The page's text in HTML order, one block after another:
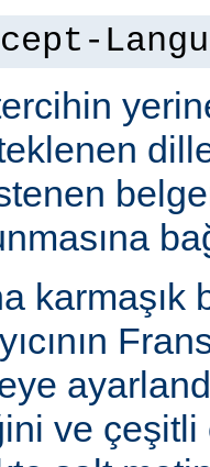
karmaşık
ve